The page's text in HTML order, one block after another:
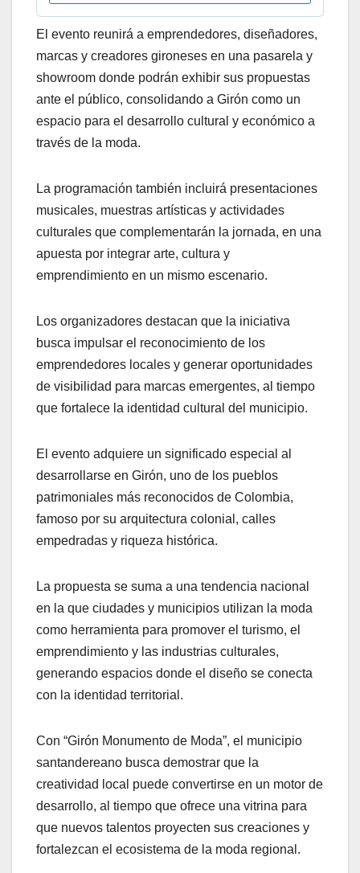
El evento reunirá a emprendedores, diseñadores,
marcas y creadores gironeses en una pasarela y
showroom donde podrán exhibir sus propuestas
ante el público, consolidando a Girón como un
espacio para el desarrollo cultural y económico a
través de la moda.
La programación también incluirá presentaciones
musicales, muestras artísticas y actividades
culturales que complementarán la jornada, en una
apuesta por integrar arte, cultura y
emprendimiento en un mismo escenario.
Los organizadores destacan que la iniciativa
busca impulsar el reconocimiento de los
emprendedores locales y generar oportunidades
de visibilidad para marcas emergentes, al tiempo
que fortalece la identidad cultural del municipio.
El evento adquiere un significado especial al
desarrollarse en Girón, uno de los pueblos
patrimoniales más reconocidos de Colombia,
famoso por su arquitectura colonial, calles
empedradas y riqueza histórica.
La propuesta se suma a una tendencia nacional
en la que ciudades y municipios utilizan la moda
como herramienta para promover el turismo, el
emprendimiento y las industrias culturales,
generando espacios donde el diseño se conecta
con la identidad territorial.
Con “Girón Monumento de Moda”, el municipio
santandereano busca demostrar que la
creatividad local puede convertirse en un motor de
desarrollo, al tiempo que ofrece una vitrina para
que nuevos talentos proyecten sus creaciones y
fortalezcan el ecosistema de la moda regional.